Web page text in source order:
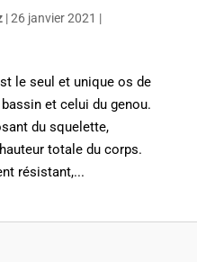
|26 janvier 2021 |
le seul et unique os de
et celui du genou.
du squelette,
totale du corps.
résistant,...